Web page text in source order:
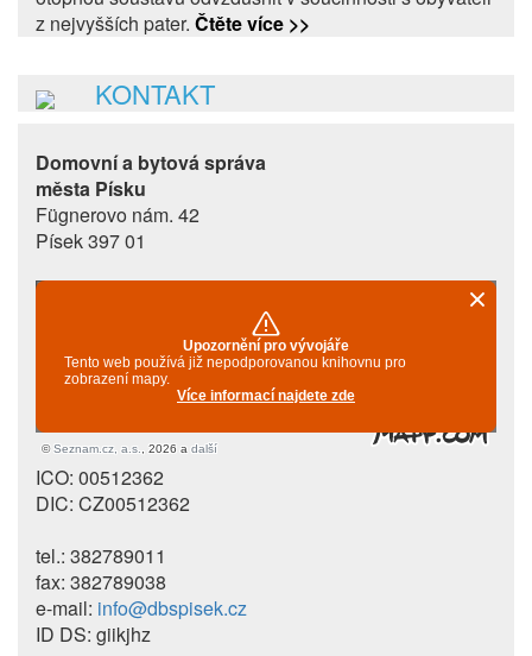
z nejvyšších pater. Čtěte více >>
KONTAKT
Domovní a bytová správa
města Písku
Fügnerovo nám. 42
Písek 397 01
ICO: 00512362
DIC: CZ00512362
tel.: 382789011
fax: 382789038
e-mail: info@dbspisek.cz
ID DS: giikjhz